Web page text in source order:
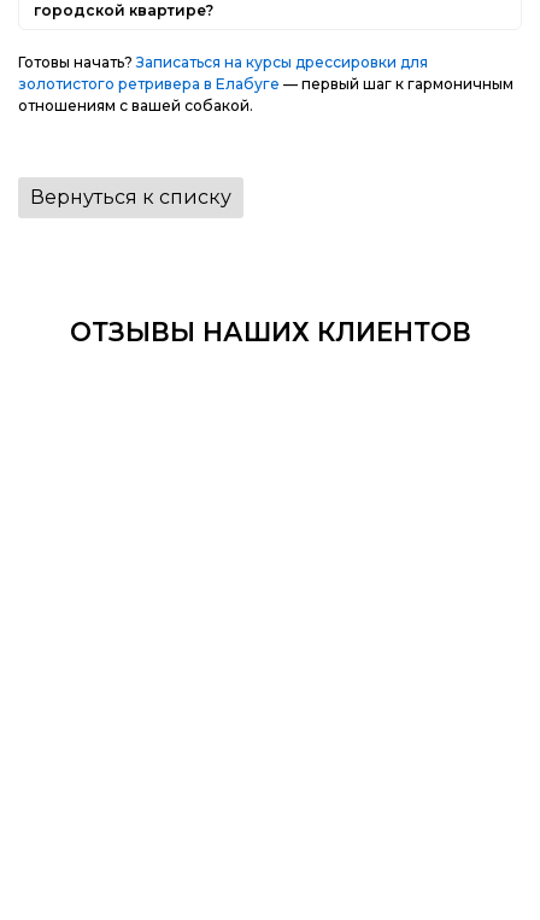
городской квартире?
Готовы начать?Записаться на курсы дрессировки для
золотистого ретривера в Елабуге — первый шаг к гармоничным
отношениям с вашей собакой.
Вернуться к списку
ОТЗЫВЫ НАШИХ КЛИЕНТОВ